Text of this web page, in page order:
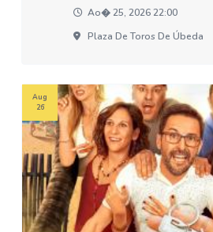
Ao� 25, 2026 22:00
Plaza De Toros De Úbeda
Aug
26